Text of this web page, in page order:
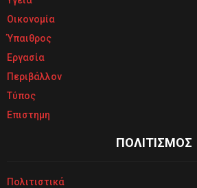
Οικονομία
Ύπαιθρος
Εργασία
Περιβάλλον
Τύπος
Επιστημη
ΠΟΛΙΤΙΣΜΟΣ
Πολιτιστικά